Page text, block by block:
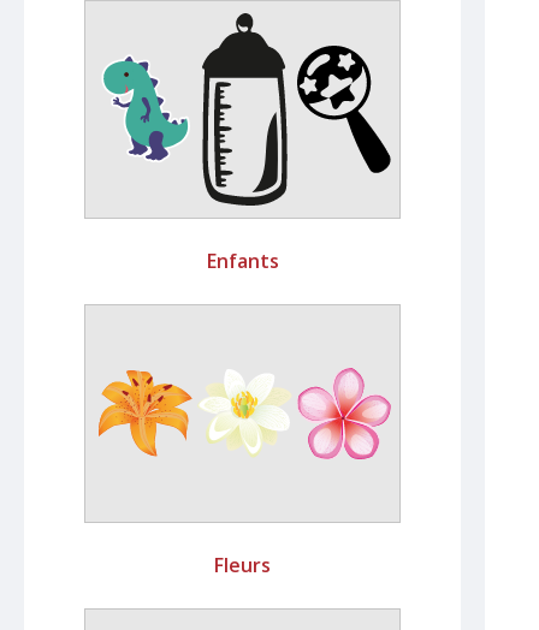
Enfants
Fleurs